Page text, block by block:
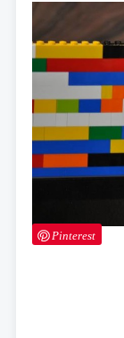
Pinterest